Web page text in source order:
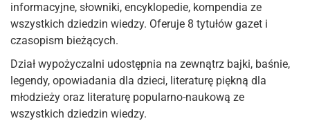
informacyjne, słowniki, encyklopedie, kompendia ze
wszystkich dziedzin wiedzy. Oferuje 8 tytułów gazet i
czasopism bieżących.
Dział wypożyczalni udostępnia na zewnątrz bajki, baśnie,
legendy, opowiadania dla dzieci, literaturę piękną dla
młodzieży oraz literaturę popularno-naukową ze
wszystkich dziedzin wiedzy.